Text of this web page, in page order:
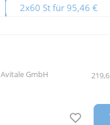
2x60 St für 95,46 €
Avitale GmbH
Auf den